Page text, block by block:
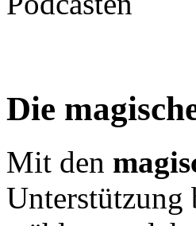
Die
Mit den
Unterstützung